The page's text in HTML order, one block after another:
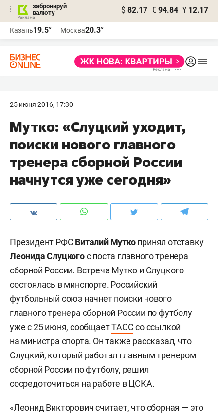
забронируй
валюту
$ 82.17 € 94.84 ¥ 12.17
Казань19.5° Москва20.3°
25 июня 2016, 17:30
Мутко: «Слуцкий уходит,
поиски нового главного
тренера сборной России
начнутся уже сегодня»
Президент РФС Виталий Муткопринял отставку
Леонида Слуцкогос поста главного тренера
сборной России. Встреча Мутко и Слуцкого
состоялась в минспорте. Российский
футбольный союз начнет поиски нового
главного тренера сборной России по футболу
уже с 25 июня, сообщаетТАССсо ссылкой
на министра спорта. Он также рассказал, что
Слуцкий, который работал главным тренером
сборной России по футболу, решил
сосредоточиться на работе в ЦСКА.
«Леонид Викторович считает, что сборная — это